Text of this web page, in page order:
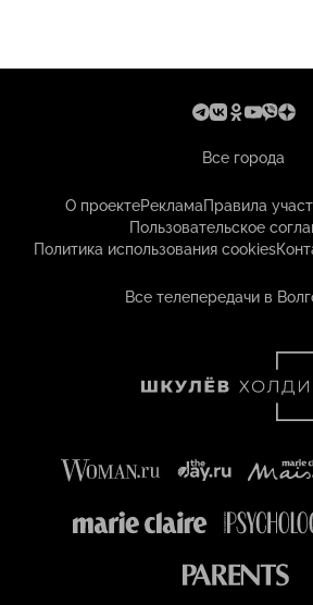
Все города
О проектеРекламаПравила
Пользовательское
Политика использования cookies
Все телепередачи в